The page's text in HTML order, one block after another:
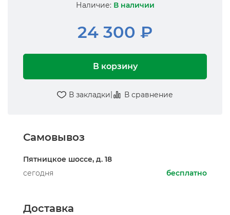
Наличие: В наличии
24 300 ₽
В корзину
В закладки| В сравнение
Самовывоз
Пятницкое шоссе, д. 18
сегодня
бесплатно
Доставка